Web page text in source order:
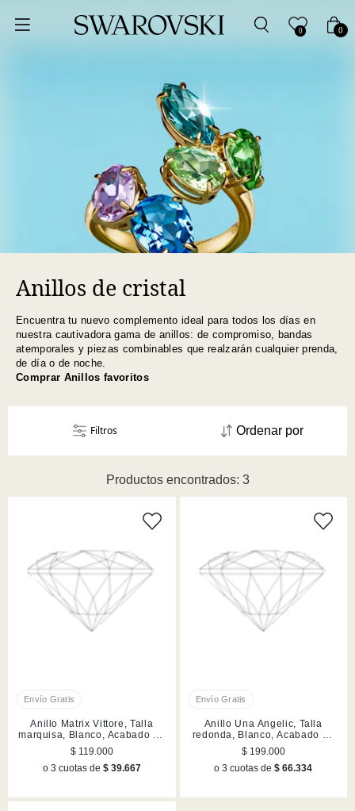
0 0
Anillos de cristal
Encuentra tu nuevo complemento ideal para todos los días en
nuestra cautivadora gama de anillos: de compromiso, bandas
atemporales y piezas combinables que realzarán cualquier prenda,
de día o de noche.
Comprar Anillos favoritos
Productos encontrados: 3
Ordenar por
Ordenar por
Fecha de lanzamiento
Mejor descuento
Filtros
Anillo Matrix Vittore, Talla
marquisa, Blanco, Acabado en
tono oro rosa
$ 119.000
o 3 cuotas de $ 39.667
Anillo Una Angelic, Talla
redonda, Blanco, Acabado en
rodio
$ 199.000
o 3 cuotas de$ 66.334